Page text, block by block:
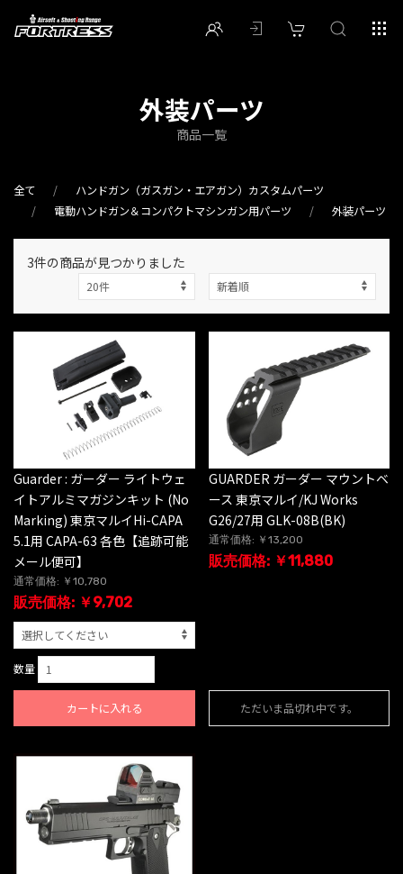
外装パーツ
商品一覧
全て
ハンドガン（ガスガン・エアガン）カスタムパーツ
電動ハンドガン＆コンパクトマシンガン用パーツ
外装パーツ
3件の商品が見つかりました
Guarder : ガーダー ライトウェ
イトアルミマガジンキット (No
Marking) 東京マルイHi-CAPA
5.1用 CAPA-63 各色【追跡可能
メール便可】
通常価格: ￥10,780
販売価格: ￥9,702
数量
カートに入れる
GUARDER ガーダー マウントベ
ース 東京マルイ/KJ Works
G26/27用 GLK-08B(BK)
通常価格: ￥13,200
販売価格: ￥11,880
ただいま品切れ中です。